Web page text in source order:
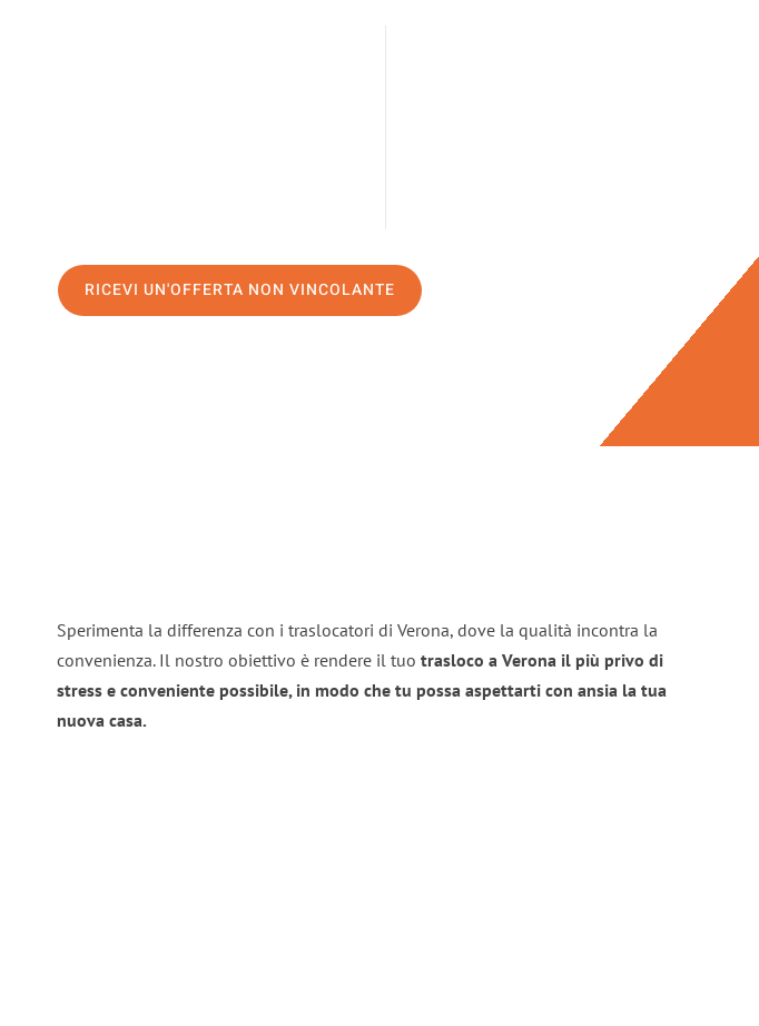
RICEVI UN'OFFERTA NON VINCOLANTE
Sperimenta la differenza con i traslocatori di Verona, dove la qualità incontra la
convenienza. Il nostro obiettivo è rendere il tuo trasloco a Verona il più privo di
stress e conveniente possibile, in modo che tu possa aspettarti con ansia la tua
nuova casa.